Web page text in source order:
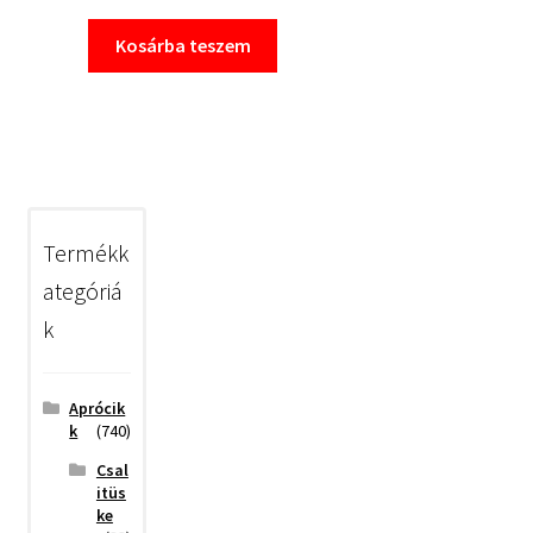
Kosárba teszem
Termékk
ategóriá
k
Aprócik
k
(740)
Csal
itüs
ke